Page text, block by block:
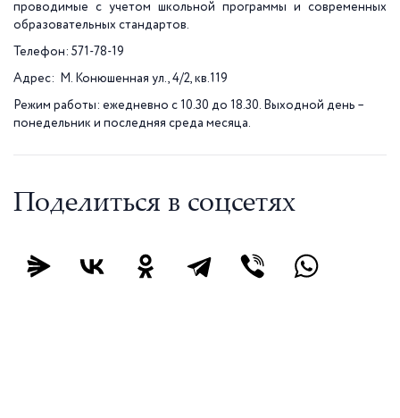
проводимые с учетом школьной программы и современных
образовательных стандартов.
Телефон: 571-78-19
Адрес: М. Конюшенная ул., 4/2, кв.119
Режим работы: ежедневно с 10.30 до 18.30. Выходной день –
понедельник и последняя среда месяца.
Поделиться в соцсетях